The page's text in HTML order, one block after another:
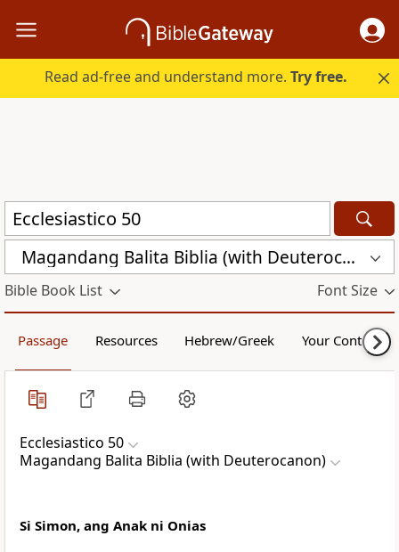
Read ad-free and understand more.Try free.
Magandang Balita Biblia (with Deuterocanon) (MBBTAG-DC)
Bible Book List Font Size
Passage Resources Hebrew/Greek Your Content
Ecclesiastico 50
Magandang Balita Biblia (with Deuterocanon)
Si Simon, ang Anak ni Onias